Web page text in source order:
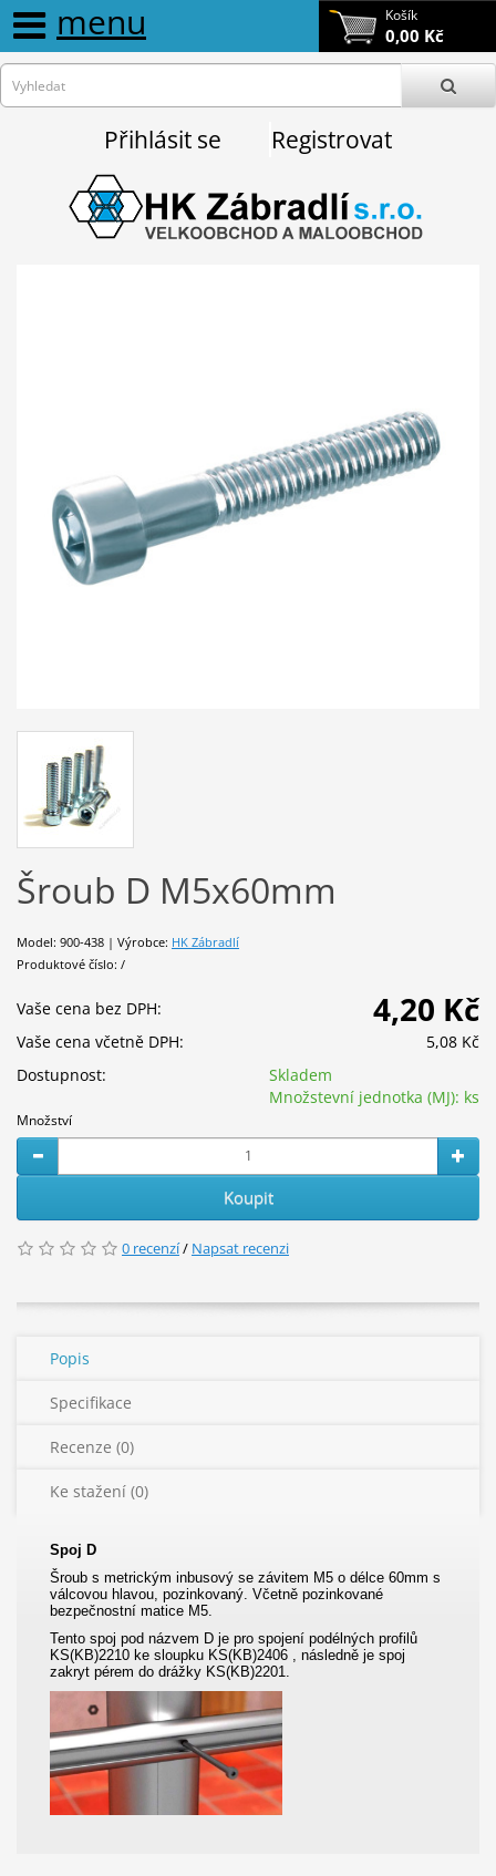
Košík
0,00 Kč
menu
Přihlásit se Registrovat
Šroub D M5x60mm
Model: 900-438 | Výrobce: HK Zábradlí
Produktové číslo: /
Vaše cena bez DPH: 4,20 Kč
Vaše cena včetně DPH:
5,08 Kč
Dostupnost:
Skladem
Množstevní jednotka (MJ): ks
Množství
Koupit
0 recenzí/ Napsat recenzi
Popis
Specifikace
Recenze (0)
Ke stažení (0)
Spoj D
Šroub s metrickým inbusový se závitem M5 o délce 60mm s
válcovou hlavou, pozinkovaný. Včetně pozinkované
bezpečnostní matice M5.
Tento spoj pod názvem D je pro spojení podélných profilů
KS(KB)2210 ke sloupku KS(KB)2406 , následně je spoj
zakryt pérem do drážky KS(KB)2201.